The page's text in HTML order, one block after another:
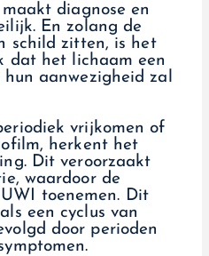
diagnose en
En zolang de
schild zitten, is het
dat het lichaam een
aanwezigheid zal
vrijkomen of
herkent het
Dit veroorzaakt
waardoor de
toenemen. Dit
een cyclus van
door perioden